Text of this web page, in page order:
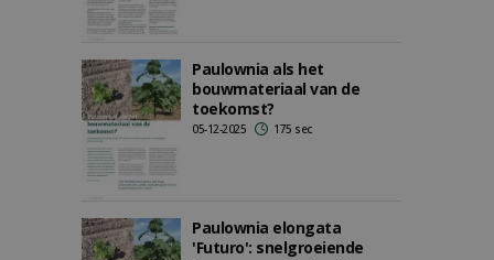
Paulownia als het
bouwmateriaal van de
toekomst?
05-12-2025 175 sec
Paulownia elongata
'Futuro': snelgroeiende